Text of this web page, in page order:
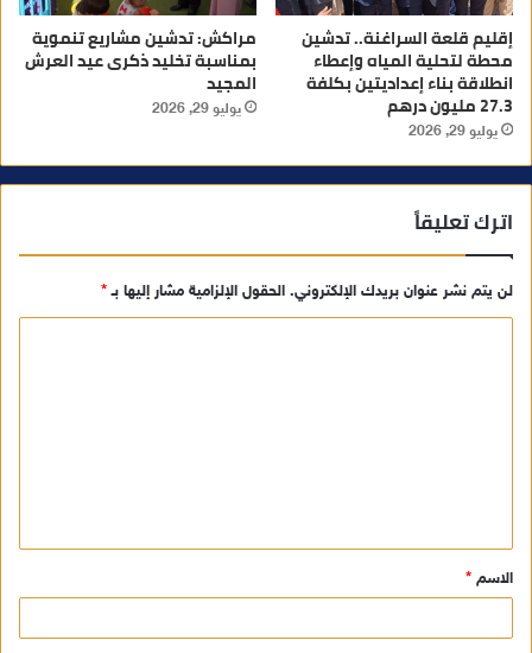
إقليم قلعة السراغنة.. تدشين
محطة لتحلية المياه وإعطاء
انطلاقة بناء إعداديتين بكلفة
27.3 مليون درهم
يوليو 29, 2026
مراكش: تدشين مشاريع تنموية
بمناسبة تخليد ذكرى عيد العرش
المجيد
يوليو 29, 2026
اترك تعليقاً
لن يتم نشر عنوان بريدك الإلكتروني. الحقول الإلزامية مشار إليها بـ*
ق
*
الاسم *